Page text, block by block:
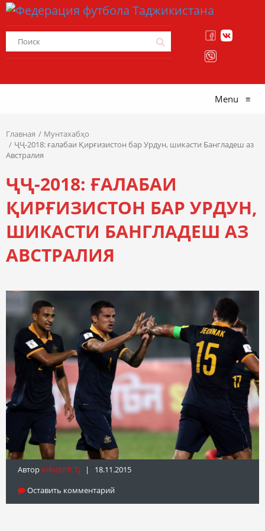
Menu ≡
Главная
Мунтахабҳо
ҶҶ-2018: ғалабаи Қирғизистон бар Урдун, шикасти Бангладеш аз
Австралия
ҶҶ-2018: ҒАЛАБАИ
ҚИРҒИЗИСТОН БАР УРДУН,
ШИКАСТИ БАНГЛАДЕШ АЗ
АВСТРАЛИЯ
Автор Info@fft.tj | 18.11.2015
Оставить комментарий